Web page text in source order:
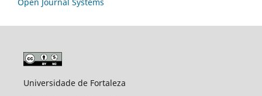
Universidade de Fortaleza